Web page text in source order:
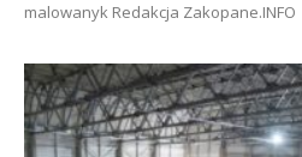
malowanyk Redakcja Zakopane.INFO